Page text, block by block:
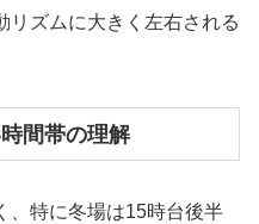
リズムに大きく左右される
間帯の理解
、特に冬場は15時台後半